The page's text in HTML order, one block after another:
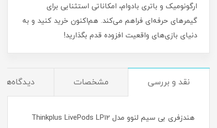
ارگونومیک و باتری بادوام، امکاناتی استثنایی برای
گیمرهای حرفه‌ای فراهم می‌کند. هم‌اکنون خرید کنید و به
دنیای بازی‌های واقعیت افزوده قدم بگذارید!
نقد و بررسی مشخصات دیدگاه‌ها
هندزفری بی سیم لنوو مدل Thinkplus LivePods LP12